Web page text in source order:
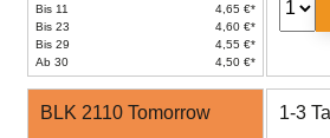
Bis 11
4,65 €*
Bis 23
4,60 €*
Bis 29
4,55 €*
Ab 30
4,50 €*
BLK 2110 Tomorrow 1-3